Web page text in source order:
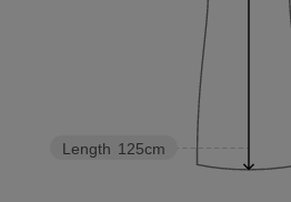
Length 125cm